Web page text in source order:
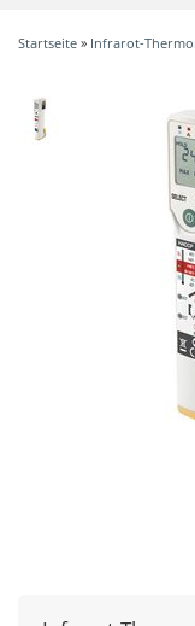
Startseite » Infrarot-